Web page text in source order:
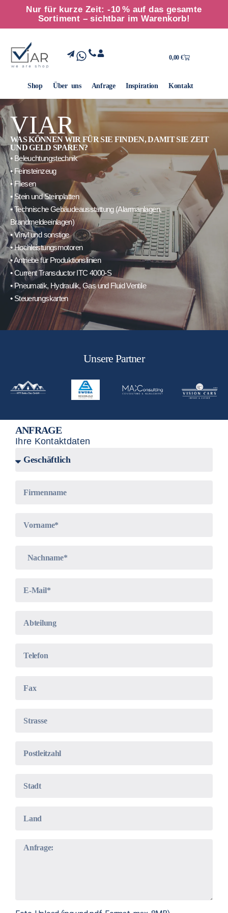
Nur für kurze Zeit: -10 % auf das gesamte
Sortiment – sichtbar im Warenkorb!
0,00 €
Shop Über uns Anfrage Inspiration Kontakt
VIAR
WAS KÖNNEN WIR FÜR SIE FINDEN, DAMIT SIE ZEIT
UND GELD SPAREN?
• Beleuchtungstechnik
• Feinsteinzeug
• Fliesen
• Stein und Steinplatten
• Technische Gebäudeausstattung (Alarmanlagen,
Brandmeldeeinlagen)
• Vinyl und sonstige
• Hochleistungsmotoren
• Antriebe für Produktionslinien
• Current Transductor ITC 4000-S
• Pneumatik, Hydraulik, Gas und Fluid Ventile
• Steuerungskarten
Unsere Partner
ANFRAGE
Ihre Kontaktdaten